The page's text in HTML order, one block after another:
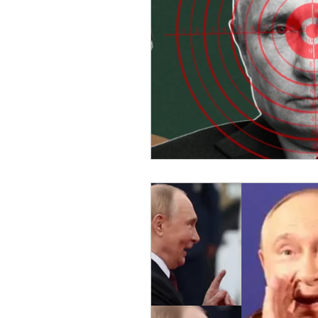
Russian (Publications)
Greek Digital Books
Ukrainian Chinese
Turkish (Publications)
Geopolitics Art